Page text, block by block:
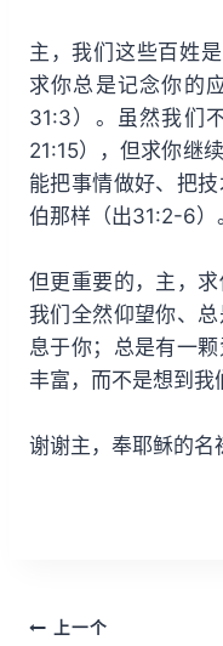
主，我们这些百姓
求你总是记念你的
31:3）。虽然我们
21:15），但求你继
能把事情做好、把
伯那样（出31:2-6）
但更重要的，主，
我们全然仰望你、
息于你；总是有一
丰富，而不是想到我
谢谢主，奉耶稣的名
文 上一个